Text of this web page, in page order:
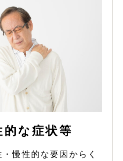
的な症状等
慢性的な要因からく